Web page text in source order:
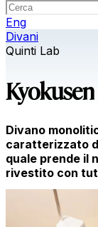
Eng
Divani
Quinti Lab
Kyokusen
Divano
caratterizzato
quale prende il
rivestito con